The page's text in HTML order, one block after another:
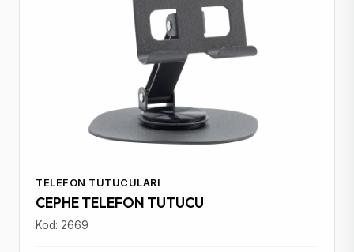
TELEFON TUTUCULARI
CEPHE TELEFON TUTUCU
Kod: 2669